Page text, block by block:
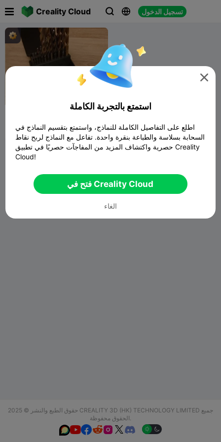
Creality Cloud   تسجيل الدخول
DGA 279 144
حقوق الطبع والنشر © 2025 CREALITY 3D (HK) TECHNOLOGY LIMITED جميع
الحقوق محفوظة.
  

استمتع بالتجربة الكاملة
اطلع على التفاصيل الكاملة للنماذج، واستمتع بتقسيم النماذج في
السحابة بسلاسة والطباعة بنقرة واحدة. تفاعل مع النماذج لربح نقاط
حصرية واكتشاف المزيد من المفاجآت حصريًا في تطبيق Creality
Cloud!
فتح في Creality Cloud
الغاء